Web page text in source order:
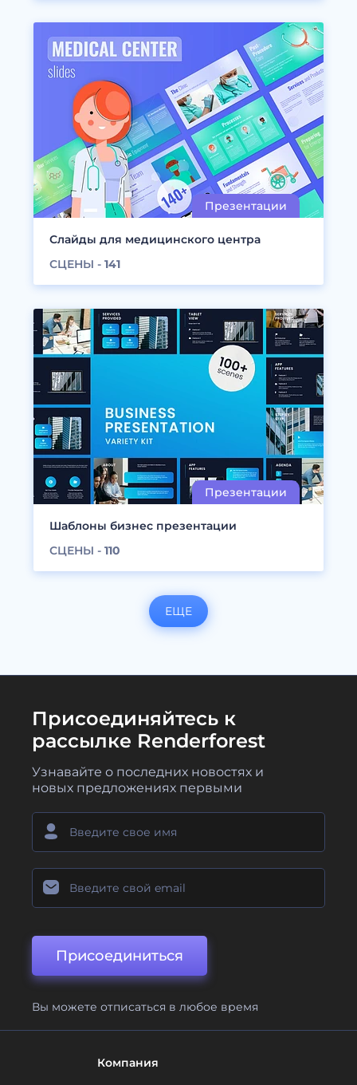
Слайды для медицинского центра
СЦЕНЫ - 141
Шаблоны бизнес презентации
СЦЕНЫ - 110
ЕЩЕ
Присоединяйтесь к
рассылке Renderforest
Узнавайте о последних новостях и
новых предложениях первыми
Присоединиться
Вы можете отписаться в любое время
Компания